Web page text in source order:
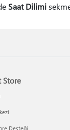
Saat Dilimi
Store
Desteği